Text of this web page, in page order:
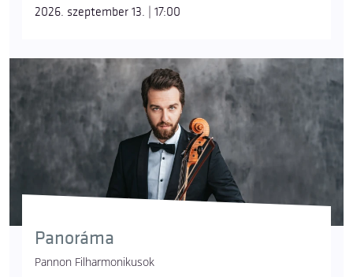
2026. szeptember 13. | 17:00
Panoráma
Pannon Filharmonikusok